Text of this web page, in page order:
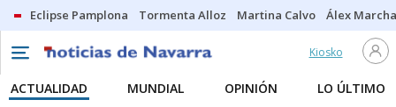
Eclipse Pamplona Tormenta Alloz Martina Calvo Álex
Kiosko
ACTUALIDAD MUNDIAL OPINIÓN LO ÚLTIMO